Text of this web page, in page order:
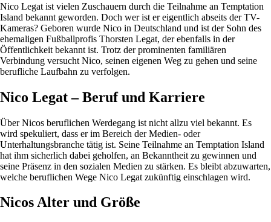
Nico Legat ist vielen Zuschauern durch die Teilnahme an Temptation
Island bekannt geworden. Doch wer ist er eigentlich abseits der TV-
Kameras? Geboren wurde Nico in Deutschland und ist der Sohn des
ehemaligen Fußballprofis Thorsten Legat, der ebenfalls in der
Öffentlichkeit bekannt ist. Trotz der prominenten familiären
Verbindung versucht Nico, seinen eigenen Weg zu gehen und seine
berufliche Laufbahn zu verfolgen.
Nico Legat – Beruf und Karriere
Über Nicos beruflichen Werdegang ist nicht allzu viel bekannt. Es
wird spekuliert, dass er im Bereich der Medien- oder
Unterhaltungsbranche tätig ist. Seine Teilnahme an Temptation Island
hat ihm sicherlich dabei geholfen, an Bekanntheit zu gewinnen und
seine Präsenz in den sozialen Medien zu stärken. Es bleibt abzuwarten,
welche beruflichen Wege Nico Legat zukünftig einschlagen wird.
Nicos Alter und Größe